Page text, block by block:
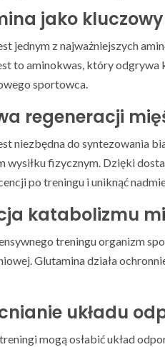
jako
jednym z najważniejszych
to aminokwas, który odgrywa
sportowca.
regeneracji
niezbędna do syntezowania
wysiłku fizycznym. Dzięki
po treningu i uniknąć
katabolizmu
treningu organizm
Glutamina działa
układu
mogą osłabić układ